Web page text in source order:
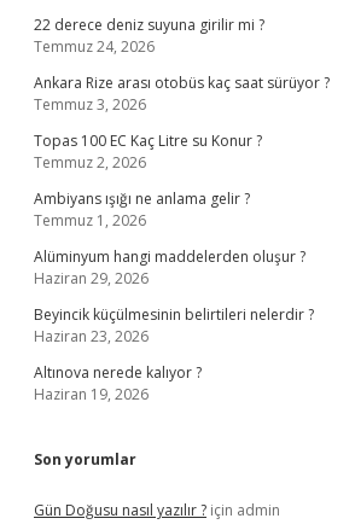
22 derece deniz suyuna girilir mi ?
Temmuz 24, 2026
Ankara Rize arası otobüs kaç saat sürüyor ?
Temmuz 3, 2026
Topas 100 EC Kaç Litre su Konur ?
Temmuz 2, 2026
Ambiyans ışığı ne anlama gelir ?
Temmuz 1, 2026
Alüminyum hangi maddelerden oluşur ?
Haziran 29, 2026
Beyincik küçülmesinin belirtileri nelerdir ?
Haziran 23, 2026
Altınova nerede kalıyor ?
Haziran 19, 2026
Son yorumlar
Gün Doğusu nasıl yazılır ? için admin